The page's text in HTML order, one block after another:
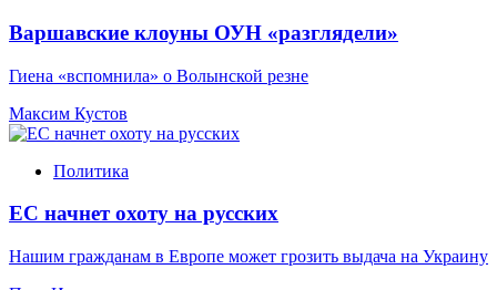
Варшавские клоуны ОУН «разглядели»
Гиена «вспомнила» о Волынской резне
Максим Кустов
Политика
ЕС начнет охоту на русских
Нашим гражданам в Европе может грозить выдача на Украину